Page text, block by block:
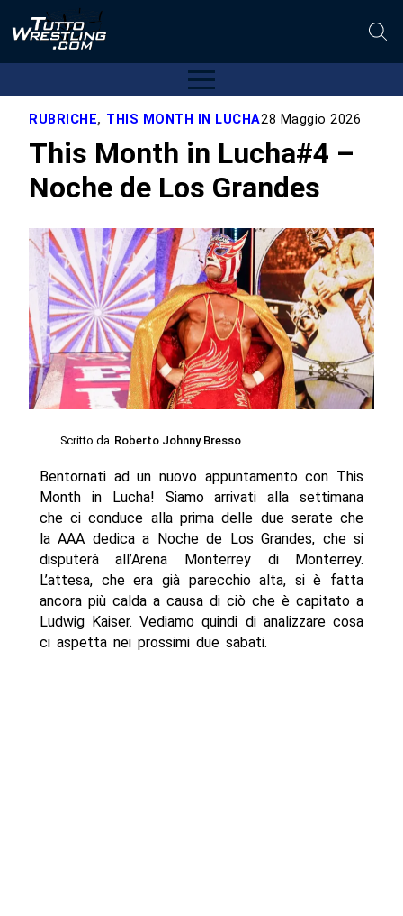
RUBRICHE, THIS MONTH IN LUCHA28 Maggio 2026
This Month in Lucha#4 –
Noche de Los Grandes
Scritto da Roberto Johnny Bresso
Bentornati ad un nuovo appuntamento con This
Month in Lucha! Siamo arrivati alla settimana
che ci conduce alla prima delle due serate che
la AAA dedica a Noche de Los Grandes, che si
disputerà all’Arena Monterrey di Monterrey.
L’attesa, che era già parecchio alta, si è fatta
ancora più calda a causa di ciò che è capitato a
Ludwig Kaiser. Vediamo quindi di analizzare cosa
ci aspetta nei prossimi due sabati.